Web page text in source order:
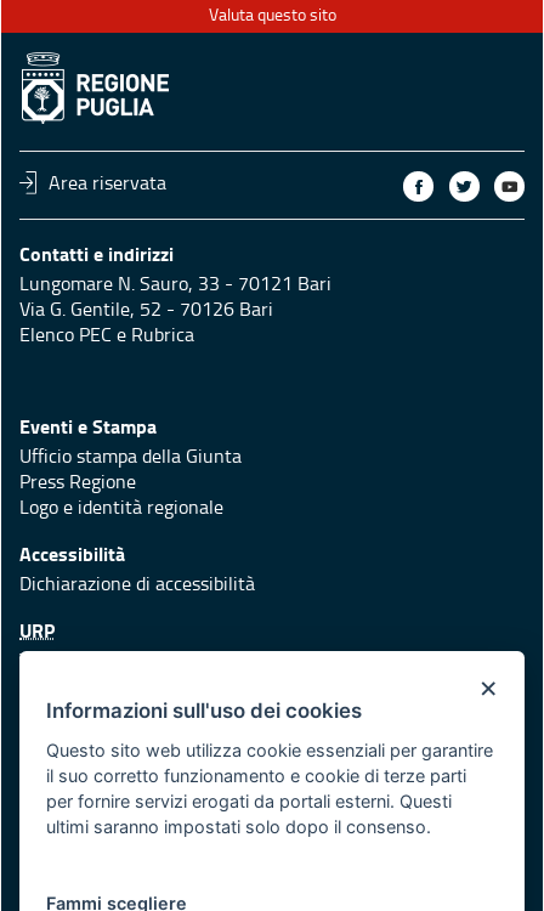
Valuta questo sito
Area riservata
Contatti e indirizzi
Lungomare N. Sauro, 33 - 70121 Bari
Via G. Gentile, 52 - 70126 Bari
Elenco PEC e Rubrica
Eventi e Stampa
Ufficio stampa della Giunta
Press Regione
Logo e identità regionale
Accessibilità
Dichiarazione di accessibilità
URP
Telefono: 800 713939
Responsabili di pubblicazione
Protezione civile
Vai al sito di Protezione civile Puglia
×
Informazioni sull'uso dei cookies
Questo sito web utilizza cookie essenziali per garantire
il suo corretto funzionamento e cookie di terze parti
per fornire servizi erogati da portali esterni. Questi
ultimi saranno impostati solo dopo il consenso.
Fammi scegliere